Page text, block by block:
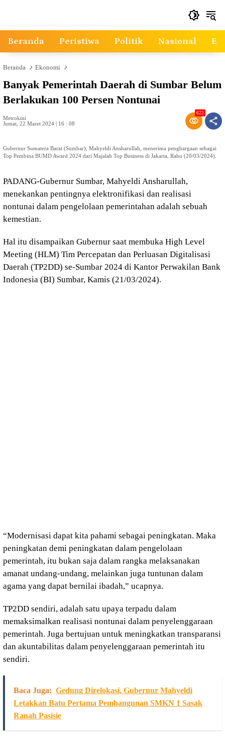
Beranda Peristiwa Politik Nasional
Beranda Ekonomi
Banyak Pemerintah Daerah di Sumbar Belum
Berlakukan 100 Persen Nontunai
Metrokini
Jumat, 22 Maret 2024 | 16 : 08
622
Gubernur Sumatera Barat (Sumbar), Mahyeldi Ansharullah, menerima penghargaan sebagai
Top Pembina BUMD Award 2024 dari Majalah Top Business di Jakarta, Rabu (20/03/2024).
PADANG-Gubernur Sumbar, Mahyeldi Ansharullah,
menekankan pentingnya elektronifikasi dan realisasi
nontunai dalam pengelolaan pemerintahan adalah sebuah
kemestian.
Hal itu disampaikan Gubernur saat membuka High Level
Meeting (HLM) Tim Percepatan dan Perluasan Digitalisasi
Daerah (TP2DD) se-Sumbar 2024 di Kantor Perwakilan Bank
Indonesia (BI) Sumbar, Kamis (21/03/2024).
“Modernisasi dapat kita pahami sebagai peningkatan. Maka
peningkatan demi peningkatan dalam pengelolaan
pemerintah, itu bukan saja dalam rangka melaksanakan
amanat undang-undang, melainkan juga tuntunan dalam
agama yang dapat bernilai ibadah,” ucapnya.
TP2DD sendiri, adalah satu upaya terpadu dalam
memaksimalkan realisasi nontunai dalam penyelenggaraan
pemerintah. Juga bertujuan untuk meningkatkan transparansi
dan akuntabilitas dalam penyelenggaraan pemerintah itu
sendiri.
Baca Juga: Gedung Direlokasi, Gubernur Mahyeldi
Letakkan Batu Pertama Pembangunan SMKN 1 Sasak
Ranah Pasisie